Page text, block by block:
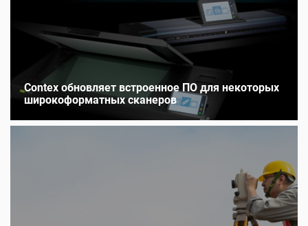
Contex обновляет встроенное ПО для некоторых
широкоформатных сканеров